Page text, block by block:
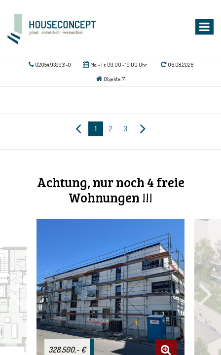
02054.939931-0 Mo. - Fr. 09.00 - 19.00 Uhr 06.08.2026
Objekte: 7
1 2 3
Achtung, nur noch 4 freie
Wohnungen !!!
328.500,- €